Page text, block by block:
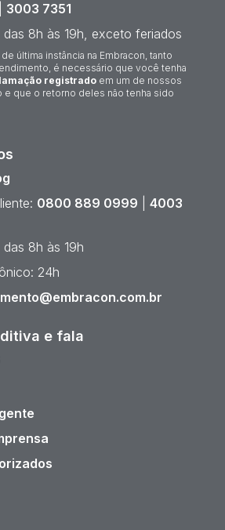
3003 7351
8h às 19h, exceto feriados
última instância na Embracon, tanto
é necessário que você tenha
registrado em um de nossos
e que o retorno deles não tenha sido
0800 889 0999
4003
8h às 19h
24h
e fala